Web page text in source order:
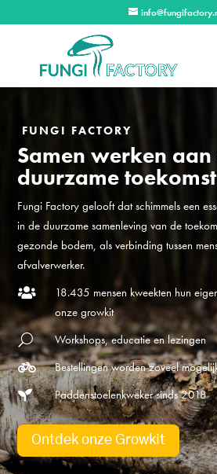
FUNGI FACTORY
Samen werken aan
duurzame toekomst
Fungi Factory gelooft dat schimmels een
in de duurzame samenleving van de
gezonde bodem, als verbinding tussen
afvalverwerker.

18.435 mensen kweekten hun
onze growkit
U Workshops, educatie en lezingen
 Bestellingen worden zoveel
 Paddenstoelenkweker sinds 2018
Ontdek onze Growkit